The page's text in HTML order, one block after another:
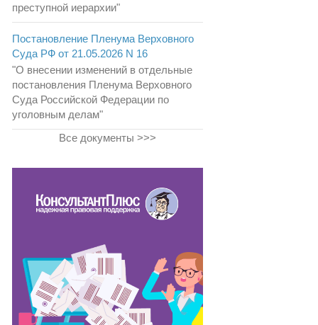
преступной иерархии"
Постановление Пленума Верховного
Суда РФ от 21.05.2026 N 16
"О внесении изменений в отдельные
постановления Пленума Верховного
Суда Российской Федерации по
уголовным делам"
Все документы >>>